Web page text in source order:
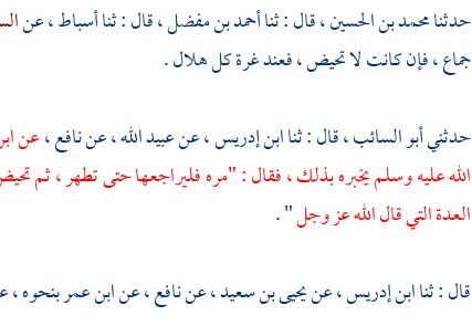
حدثنامحمد بن الحسين ،قال : ثناأحمد بن مفضل ،قال : ثناأسباط ،عن
جماع ، فإن كانت لا تحيض ، فعند غرة كل هلال .
حدثنيأبو السائب ،قال : ثناابن إدريس ،عنعبيد الله ،عننافع ،عن
الله عليه وسلم يخبره بذلك ، فقال : "مره فليراجعها حتى تطهر ، ثم
العدة التي قال الله عز وجل" .
قال : ثناابن إدريس ،عنيحيى بن سعيد ،عننافع ،عنابن عمربنحوه ،